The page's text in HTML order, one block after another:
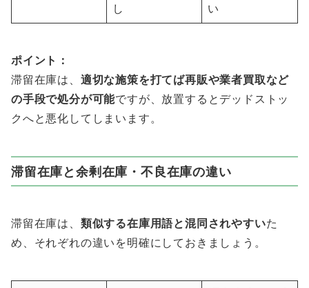
し
い
ポイント：
滞留在庫は、 適切な施策を打てば再販や業者買取など
の手段で処分が可能ですが、放置するとデッドストッ
クへと悪化してしまいます。
滞留在庫と余剰在庫・不良在庫の違い
滞留在庫は、 類似する在庫用語と混同されやすいた
め、それぞれの違いを明確にしておきましょう。